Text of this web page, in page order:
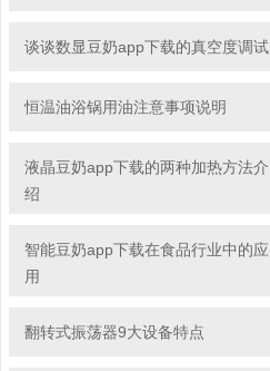
谈谈数显豆奶app下载的真空度调试
恒温油浴锅用油注意事项说明
液晶豆奶app下载的两种加热方法介
绍
智能豆奶app下载在食品行业中的应
用
翻转式振荡器9大设备特点